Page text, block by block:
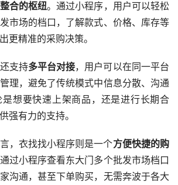
合的枢纽。通过小程序，用户可以轻松
市场的档口，了解款式、价格、库存等
更精准的采购决策。
支持多平台对接，用户可以在同一平台
理，避免了传统模式中信息分散、沟通
想要快速上架商品，还是进行长期合
强有力的支持。
，衣找找小程序则是一个方便快捷的购
过小程序查看东大门多个批发市场档口
沟通，甚至下单购买，无需奔波于各大